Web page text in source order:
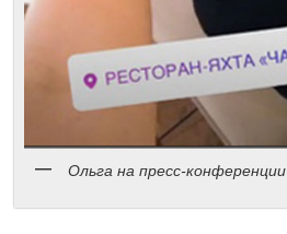
Ольга на пресс-конференции